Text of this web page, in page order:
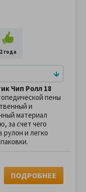
2 года
Чип Ролл 18
пены
и
материал
за счет чего
рулон и легко
ПОДРОБНЕЕ